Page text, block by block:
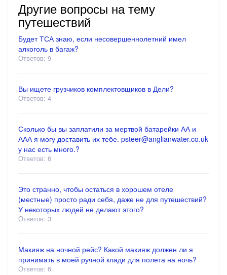
Другие вопросы на тему
путешествий
Будет ТСА знаю, если несовершеннолетний имел
алкоголь в багаж?
Ответов: 9
Вы ищете грузчиков комплектовщиков в Дели?
Ответов: 4
Сколько бы вы заплатили за мертвой батарейки АА и
ААА я могу доставить их тебе. psteer@anglianwater.co.uk
у нас есть много.?
Ответов: 6
Это странно, чтобы остаться в хорошем отеле
(местные) просто ради себя, даже не для путешествий?
У некоторых людей не делают этого?
Ответов: 3
Макияж на ночной рейс? Какой макияж должен ли я
принимать в моей ручной клади для полета на ночь?
Ответов: 6